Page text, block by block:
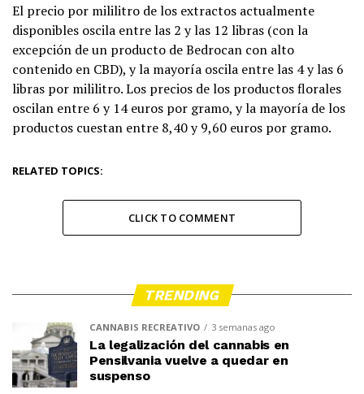
El precio por mililitro de los extractos actualmente
disponibles oscila entre las 2 y las 12 libras (con la
excepción de un producto de Bedrocan con alto
contenido en CBD), y la mayoría oscila entre las 4 y las 6
libras por mililitro. Los precios de los productos florales
oscilan entre 6 y 14 euros por gramo, y la mayoría de los
productos cuestan entre 8,40 y 9,60 euros por gramo.
RELATED TOPICS:
CLICK TO COMMENT
TRENDING
CANNABIS RECREATIVO 3 semanas ago
La legalización del cannabis en
Pensilvania vuelve a quedar en
suspenso